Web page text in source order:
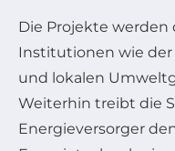
Die Projekte
Institutionen wie der
und lokalen
Weiterhin treibt die
Energieversorger